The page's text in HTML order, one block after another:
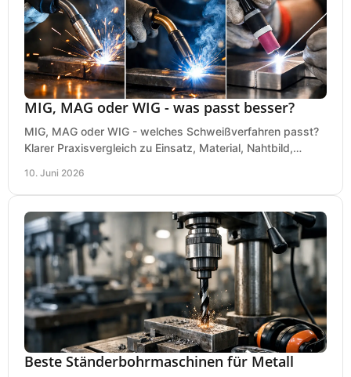
MIG, MAG oder WIG - was passt besser?
MIG, MAG oder WIG - welches Schweißverfahren passt?
Klarer Praxisvergleich zu Einsatz, Material, Nahtbild,
10. Juni 2026
Beste Ständerbohrmaschinen für Metall